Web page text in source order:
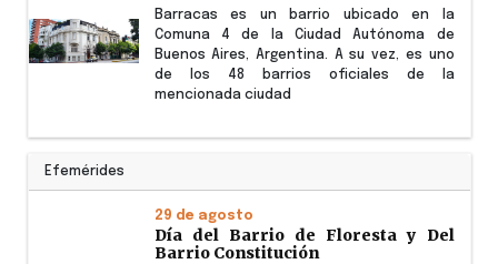
Barracas es un barrio ubicado en la
Comuna 4 de la Ciudad Autónoma de
Buenos Aires, Argentina. A su vez, es uno
de los 48 barrios oficiales de la
mencionada ciudad
Efemérides
29 de agosto
Día del Barrio de Floresta y Del
Barrio Constitución